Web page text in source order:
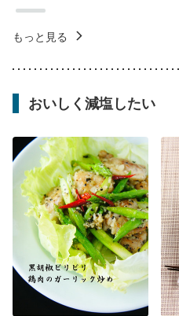
もっと見る
おいしく減塩したい